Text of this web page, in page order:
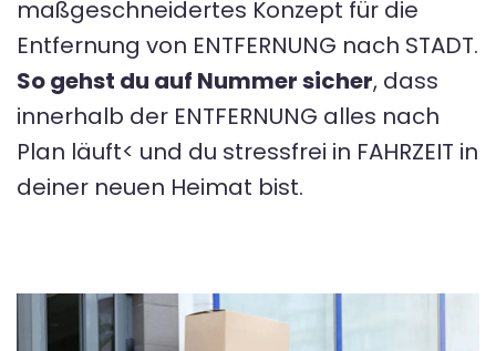
maßgeschneidertes Konzept für die
Entfernung von ENTFERNUNG nach STADT.
So gehst du auf Nummer sicher, dass
innerhalb der ENTFERNUNG alles nach
Plan läuft< und du stressfrei in FAHRZEIT in
deiner neuen Heimat bist.